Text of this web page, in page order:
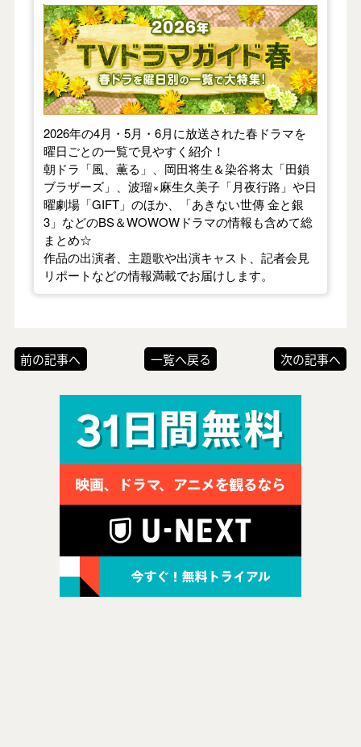
【2026年春】TVドラマガイド
2026年の4月・5月・6月に放送された春ドラマを
曜日ごとの一覧で見やすく紹介！
朝ドラ「風、薫る」、岡田将生＆染谷将太「田鎖
ブラザーズ」、波瑠×麻生久美子「月夜行路」や日
曜劇場「GIFT」のほか、「あきない世傳 金と銀
3」などのBS＆WOWOWドラマの情報も含めて総
まとめ☆
作品の出演者、主題歌や出演キャスト、記者会見
リポートなどの情報満載でお届けします。
前の記事へ 一覧へ戻る 次の記事へ